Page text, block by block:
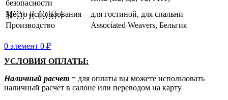
0 элемент 0 ₽
безопасности
Место использования
для гостиной, для спальни
Производство
Associated Weavers, Бельгия
УСЛОВИЯ ОПЛАТЫ:
Наличный расчет = для оплаты вы можете использовать
наличный расчет в салоне или переводом на карту